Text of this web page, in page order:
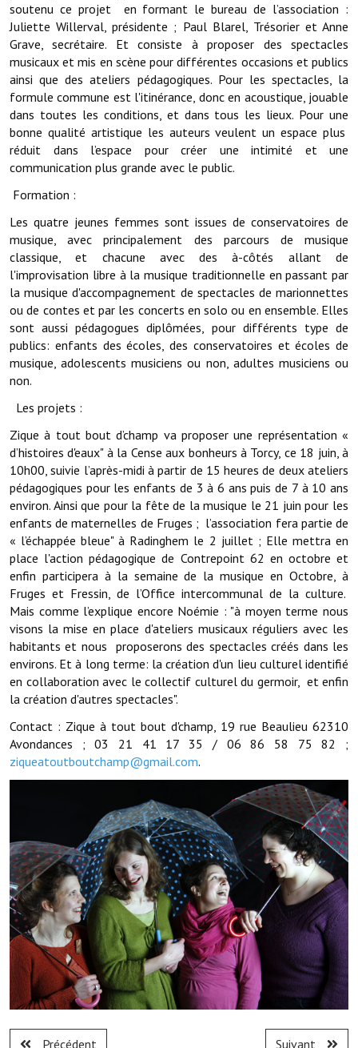
Rapport d'orientation budgétaire
Actions et projets
Projets et travaux en cours
Procès verbaux des conseils municipaux
Communication
Le bulletin municipal : Fressinfo & Le Fressinois
Le village dans l'intercommunalité
Communauté de communes
Autres groupements
Les réseaux partenaires
L'association des maires
L'office de tourisme
Le conseil départemental
VILLE PRATIQUE
Services publics intercommunaux
Affaires scolaires, CCAS
Eaux, assainissement
France services
France Renov
Déchets ménagers, tri sélectif, encombrants
Services publics communaux
Démarches administratives
Urbanisme
Terrains et maisons à vendre
Etablissements scolaires
Equipements sportifs
Bibliothèque
Commerçants, artisans
Commerces et professions libérales
Exploitants agricoles
soutenu ce projet en formant le bureau de l’association :
Juliette Willerval, présidente ; Paul Blarel, Trésorier et Anne
Grave, secrétaire. Et consiste à proposer des spectacles
musicaux et mis en scène pour différentes occasions et publics
ainsi que des ateliers pédagogiques. Pour les spectacles, la
formule commune est l'itinérance, donc en acoustique, jouable
dans toutes les conditions, et dans tous les lieux. Pour une
bonne qualité artistique les auteurs veulent un espace plus
réduit dans l’espace pour créer une intimité et une
communication plus grande avec le public.
Formation :
Les quatre jeunes femmes sont issues de conservatoires de
musique, avec principalement des parcours de musique
classique, et chacune avec des à-côtés allant de
l'improvisation libre à la musique traditionnelle en passant par
la musique d'accompagnement de spectacles de marionnettes
ou de contes et par les concerts en solo ou en ensemble. Elles
sont aussi pédagogues diplômées, pour différents type de
publics: enfants des écoles, des conservatoires et écoles de
musique, adolescents musiciens ou non, adultes musiciens ou
non.
Les projets :
Zique à tout bout d’champ va proposer une représentation «
d’histoires d'eaux" à la Cense aux bonheurs à Torcy, ce 18 juin, à
10h00, suivie l’après-midi à partir de 15 heures de deux ateliers
pédagogiques pour les enfants de 3 à 6 ans puis de 7 à 10 ans
environ. Ainsi que pour la fête de la musique le 21 juin pour les
enfants de maternelles de Fruges ; l’association fera partie de
« l’échappée bleue" à Radinghem le 2 juillet ; Elle mettra en
place l'action pédagogique de Contrepoint 62 en octobre et
enfin participera à la semaine de la musique en Octobre, à
Fruges et Fressin, de l’Office intercommunal de la culture.
Mais comme l’explique encore Noémie : "à moyen terme nous
visons la mise en place d'ateliers musicaux réguliers avec les
habitants et nous proposerons des spectacles créés dans les
environs. Et à long terme: la création d'un lieu culturel identifié
en collaboration avec le collectif culturel du germoir, et enfin
la création d'autres spectacles".
Contact : Zique à tout bout d'champ, 19 rue Beaulieu 62310
Avondances ; 03 21 41 17 35 / 06 86 58 75 82 ;
ziqueatoutboutchamp@gmail.com.
Précédent Suivant